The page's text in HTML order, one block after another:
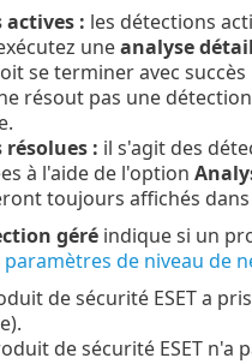
actives : les détections
uneanalyse
se terminer avec
résout pas une
: il s'agit des
à l'aide de l'option
toujours affichés
géréindique si un
paramètres de niveau de
de sécurité ESET a
de sécurité ESET n'a